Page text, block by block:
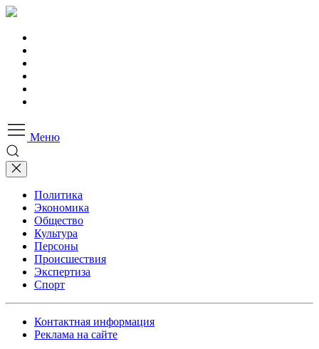
Меню
Политика
Экономика
Общество
Культура
Персоны
Происшествия
Экспертиза
Спорт
Контактная информация
Реклама на сайте